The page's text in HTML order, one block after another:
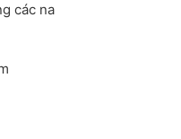
các na